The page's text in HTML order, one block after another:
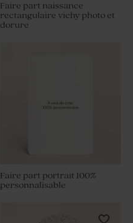
Faire part portrait 100%
personnalisable
Faire part naissance
rectangulaire vichy photo et
dorure